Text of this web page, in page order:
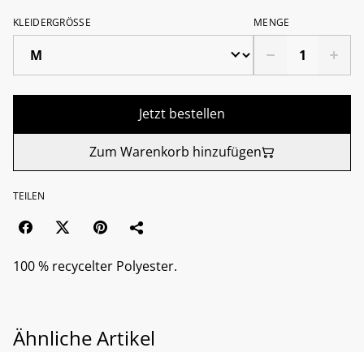
KLEIDERGRÖSSE MENGE
Jetzt bestellen
Zum Warenkorb hinzufügen
TEILEN
100 % recycelter Polyester.
Ähnliche Artikel